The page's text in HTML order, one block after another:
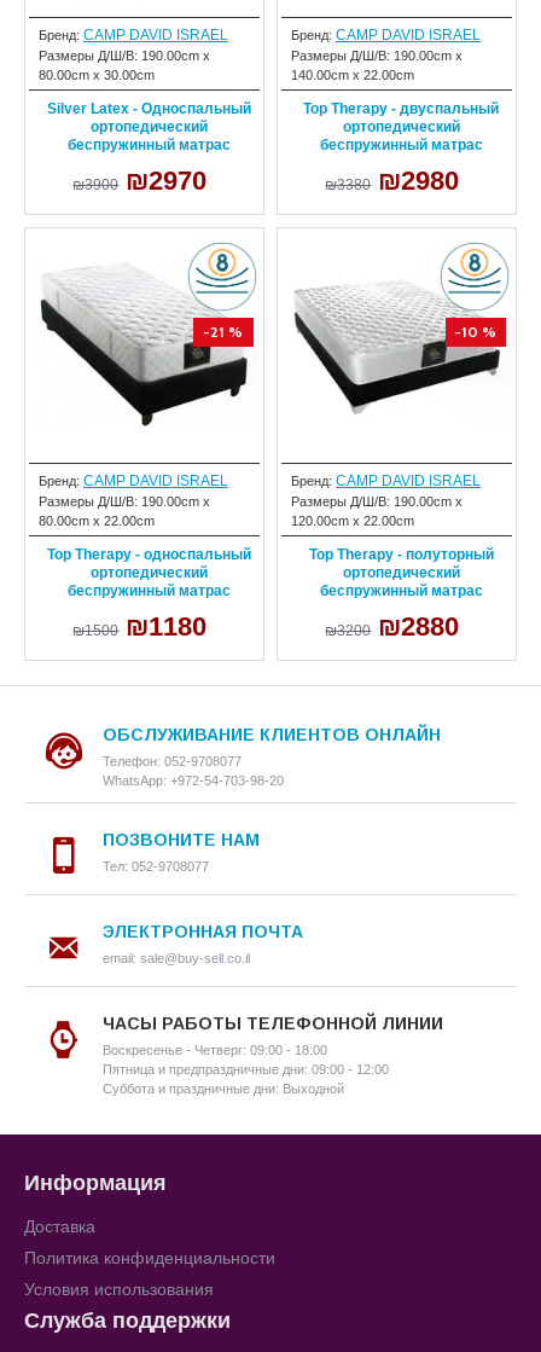
Бренд: CAMP DAVID ISRAEL
Размеры Д/Ш/В: 190.00cm x
80.00cm x 30.00cm
Silver Latex - Односпальный
ортопедический
беспружинный матрас
₪3900 ₪2970
Бренд: CAMP DAVID ISRAEL
Размеры Д/Ш/В: 190.00cm x
140.00cm x 22.00cm
Top Therapy - двуспальный
ортопедический
беспружинный матрас
₪3380 ₪2980
-21 %
Бренд: CAMP DAVID ISRAEL
Размеры Д/Ш/В: 190.00cm x
80.00cm x 22.00cm
Top Therapy - односпальный
ортопедический
беспружинный матрас
₪1500 ₪1180
-10 %
Бренд: CAMP DAVID ISRAEL
Размеры Д/Ш/В: 190.00cm x
120.00cm x 22.00cm
Top Therapy - полуторный
ортопедический
беспружинный матрас
₪3200 ₪2880
ОБСЛУЖИВАНИЕ КЛИЕНТОВ ОНЛАЙН
Телефон: 052-9708077
WhatsApp: +972-54-703-98-20
ПОЗВОНИТЕ НАМ
Тел: 052-9708077
ЭЛЕКТРОННАЯ ПОЧТА
email: sale@buy-sell.co.il
ЧАСЫ РАБОТЫ ТЕЛЕФОННОЙ ЛИНИИ
Воскресенье - Четверг: 09:00 - 18:00
Пятница и предпраздничные дни: 09:00 - 12:00
Суббота и праздничные дни: Выходной
Информация
Доставка
Политика конфиденциальности
Условия использования
Служба поддержки